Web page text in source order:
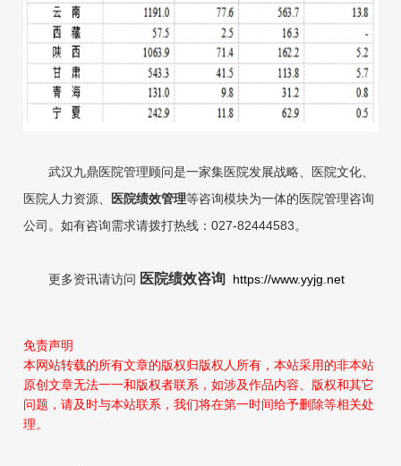
武汉九鼎医院管理顾问是一家集医院发展战略、医院文化、
医院人力资源、 医院绩效管理等咨询模块为一体的医院管理咨询
公司。如有咨询需求请拨打热线：027-82444583。
更多资讯请访问 医院绩效咨询 https://www.yyjg.net
免责声明
本网站转载的所有文章的版权归版权人所有，本站采用的非本站
原创文章无法一一和版权者联系，如涉及作品内容、版权和其它
问题，请及时与本站联系，我们将在第一时间给予删除等相关处
理。